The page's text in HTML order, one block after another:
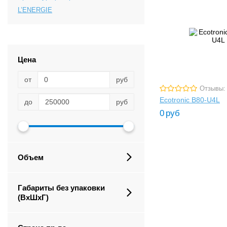
L’ENERGIE
Цена
от руб
до руб
Объем
Габариты без упаковки
(ВxШxГ)
Отзывы:
Ecotronic B80-U4L
0 руб